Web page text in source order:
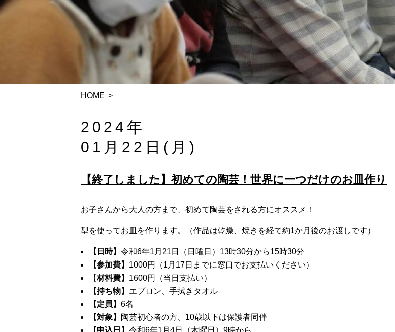
HOME
2024年
01月22日(月)
【終了しました】初めての陶芸！世界に一つだけのお皿作り
お子さんから大人の方まで、初めて陶芸をされる方にオススメ！
型を使ってお皿を作ります。（作品は乾燥、焼きを経て約1か月後のお渡しです）
【日時】 令和6年1月21日（日曜日）13時30分から15時30分
【参加費】 1000円（1月17日までに窓口でお支払いください）
【材料費】1600円（当日支払い）
【持ち物】エプロン、手拭きタオル
【定員】 6名
【対象】
陶芸初心者の方、10歳以下は保護者同伴
【申込日】 令和6年1月4日（木曜日）9時から